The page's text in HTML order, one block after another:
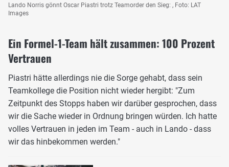
Lando Norris gönnt Oscar Piastri trotz Teamorder den Sieg: , Foto: LAT
Images
Ein Formel-1-Team hält zusammen: 100 Prozent
Vertrauen
Piastri hätte allerdings nie die Sorge gehabt, dass sein
Teamkollege die Position nicht wieder hergibt: "Zum
Zeitpunkt des Stopps haben wir darüber gesprochen, dass
wir die Sache wieder in Ordnung bringen würden. Ich hatte
volles Vertrauen in jeden im Team - auch in Lando - dass
wir das hinbekommen werden."